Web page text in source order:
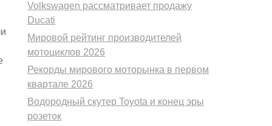
Volkswagen рассматривает продажу
Ducati
Мировой рейтинг производителей
мотоциклов 2026
Рекорды мирового моторынка в первом
квартале 2026
Водородный скутер Toyota и конец эры
розеток